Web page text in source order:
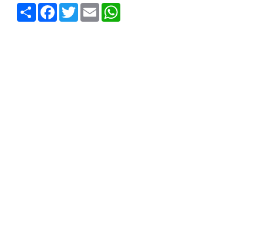
Compartilhar
Facebook
TwitterEmailWhatsApp